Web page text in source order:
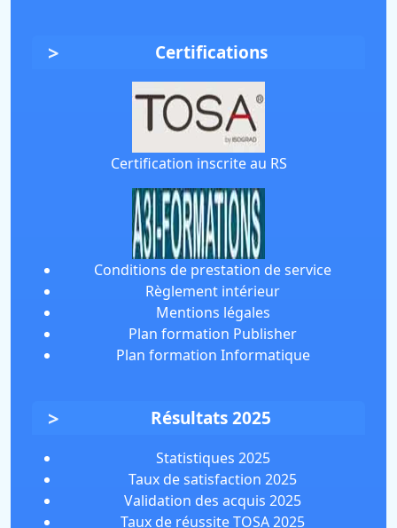
Certifications
Certification inscrite au RS
Conditions de prestation de service
Règlement intérieur
Mentions légales
Plan formation Publisher
Plan formation Informatique
Résultats 2025
Statistiques 2025
Taux de satisfaction 2025
Validation des acquis 2025
Taux de réussite TOSA 2025